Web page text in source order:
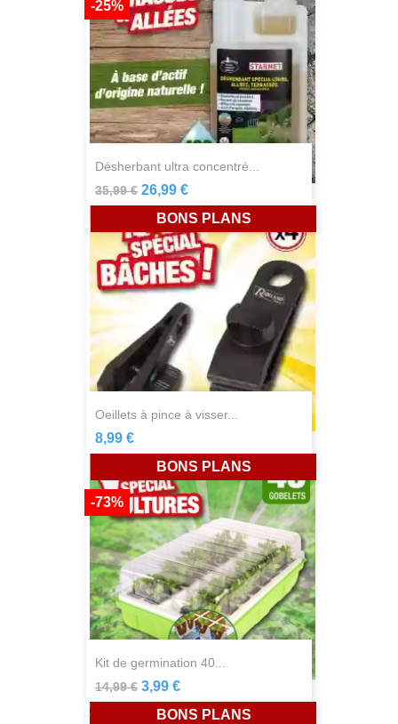
désherbant ultra concentré...
35,99 €
-25%
26,99 €
oeillets à pince à visser...
8,99 €
BONS PLANS
kit de germination 40...
14,99 €
-73%
3,99 €
BONS PLANS
BONS PLANS